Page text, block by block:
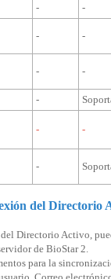
- -
- -
- -
-
- -
-
del Directorio
Directorio Activo,
de BioStar 2.
para la